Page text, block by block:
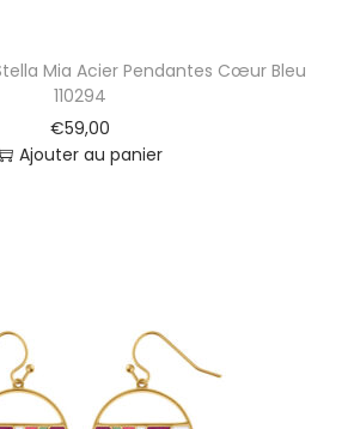
Mia Acier Pendantes Cœur Bleu
110294
€59,00
Ajouter au panier